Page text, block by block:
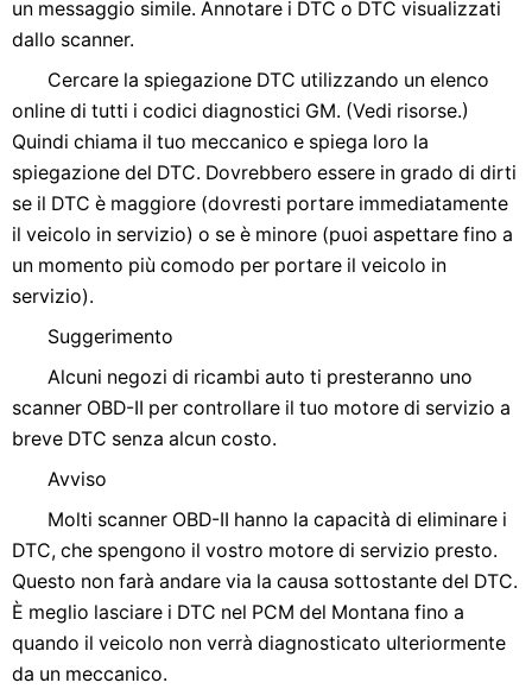
un messaggio simile. Annotare i DTC o DTC visualizzati
dallo scanner.
Cercare la spiegazione DTC utilizzando un elenco
online di tutti i codici diagnostici GM. (Vedi risorse.)
Quindi chiama il tuo meccanico e spiega loro la
spiegazione del DTC. Dovrebbero essere in grado di dirti
se il DTC è maggiore (dovresti portare immediatamente
il veicolo in servizio) o se è minore (puoi aspettare fino a
un momento più comodo per portare il veicolo in
servizio).
Suggerimento
Alcuni negozi di ricambi auto ti presteranno uno
scanner OBD-II per controllare il tuo motore di servizio a
breve DTC senza alcun costo.
Avviso
Molti scanner OBD-II hanno la capacità di eliminare i
DTC, che spengono il vostro motore di servizio presto.
Questo non farà andare via la causa sottostante del DTC.
È meglio lasciare i DTC nel PCM del Montana fino a
quando il veicolo non verrà diagnosticato ulteriormente
da un meccanico.